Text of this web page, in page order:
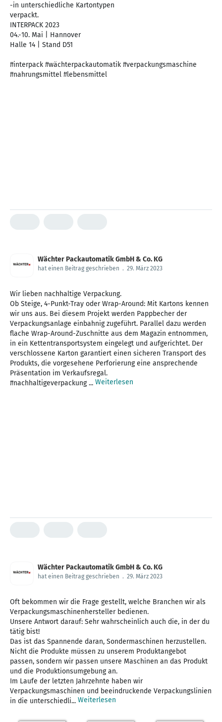
-in unterschiedliche Kartontypen
verpackt.
INTERPACK 2023
04.-10. Mai | Hannover
Halle 14 | Stand D51
#interpack #wächterpackautomatik #verpackungsmaschine
#nahrungsmittel #lebensmittel
Wächter Packautomatik GmbH & Co. KG
hat einen Beitrag geschrieben . 29. März 2023
Wir lieben nachhaltige Verpackung.
Ob Steige, 4-Punkt-Tray oder Wrap-Around: Mit Kartons kennen
wir uns aus. Bei diesem Projekt werden Pappbecher der
Verpackungsanlage einbahnig zugeführt. Parallel dazu werden
flache Wrap-Around-Zuschnitte aus dem Magazin entnommen,
in ein Kettentransportsystem eingelegt und aufgerichtet. Der
verschlossene Karton garantiert einen sicheren Transport des
Produkts, die vorgesehene Perforierung eine ansprechende
Präsentation im Verkaufsregal.
#nachhaltigeverpackung ... Weiterlesen
Wächter Packautomatik GmbH & Co. KG
hat einen Beitrag geschrieben . 29. März 2023
Oft bekommen wir die Frage gestellt, welche Branchen wir als
Verpackungsmaschinenhersteller bedienen.
Unsere Antwort darauf: Sehr wahrscheinlich auch die, in der du
tätig bist!
Das ist das Spannende daran, Sondermaschinen herzustellen.
Nicht die Produkte müssen zu unserem Produktangebot
passen, sondern wir passen unsere Maschinen an das Produkt
und die Produktionsumgebung an.
Im Laufe der letzten Jahrzehnte haben wir
Verpackungsmaschinen und beeindruckende Verpackungslinien
in die unterschiedli... Weiterlesen